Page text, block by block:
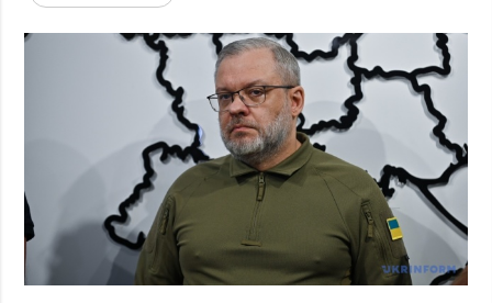
Defensa
Sociedad y
Desastres y
emergencias
protección de
datos personales
ADICIONAL
Podcasts
SERVICIOS
Suscripción